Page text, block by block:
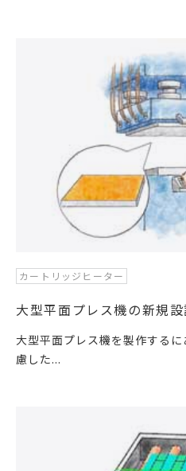
カートリッジヒーター
大型平面プレス機の新規設
大型平面プレス機を製作する
慮した...